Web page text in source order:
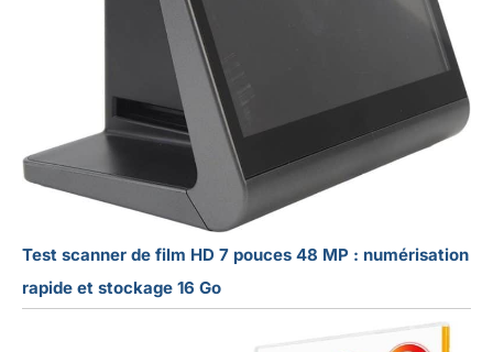
Test scanner de film HD 7 pouces 48 MP : numérisation
rapide et stockage 16 Go